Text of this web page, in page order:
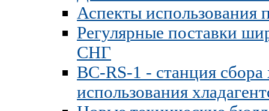
Аспекты использования
Регулярные поставки
СНГ
BC-RS-1 - станция
использования